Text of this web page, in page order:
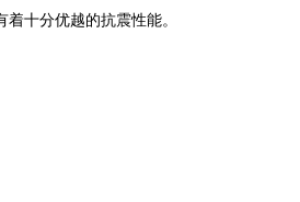
十分优越的抗震性能。